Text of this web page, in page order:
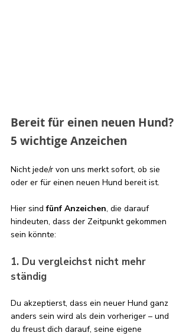
Bereit für einen neuen Hund?
5 wichtige Anzeichen
Nicht jede/r von uns merkt sofort, ob sie
oder er für einen neuen Hund bereit ist.
Hier sind fünf Anzeichen, die darauf
hindeuten, dass der Zeitpunkt gekommen
sein könnte:
1. Du vergleichst nicht mehr
ständig
Du akzeptierst, dass ein neuer Hund ganz
anders sein wird als dein vorheriger – und
du freust dich darauf, seine eigene